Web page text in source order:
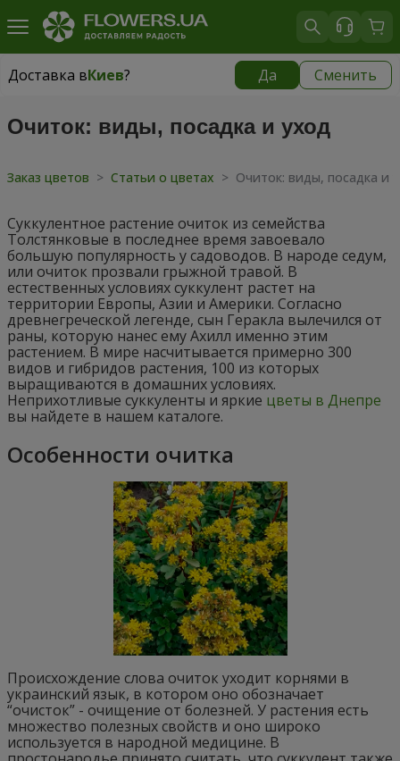
Доставка вКиев? Да Сменить
Доставка вКиев
Очиток: виды, посадка и уход
Заказ цветов > Статьи о цветах > Очиток: виды, посадка и
Суккулентное растение очиток из семейства
Толстянковые в последнее время завоевало
большую популярность у садоводов. В народе седум,
или очиток прозвали грыжной травой. В
естественных условиях суккулент растет на
территории Европы, Азии и Америки. Согласно
древнегреческой легенде, сын Геракла вылечился от
раны, которую нанес ему Ахилл именно этим
растением. В мире насчитывается примерно 300
видов и гибридов растения, 100 из которых
выращиваются в домашних условиях.
Неприхотливые суккуленты и яркие цветы в Днепре
вы найдете в нашем каталоге.
Особенности очитка
Происхождение слова очиток уходит корнями в
украинский язык, в котором оно обозначает
“очисток” - очищение от болезней. У растения есть
множество полезных свойств и оно широко
используется в народной медицине. В